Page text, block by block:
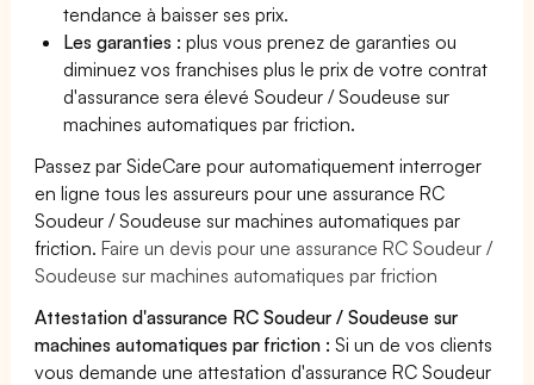
tendance à baisser ses prix.
Les garanties :plus vous prenez de garanties ou
diminuez vos franchises plus le prix de votre contrat
d'assurance sera élevé Soudeur / Soudeuse sur
machines automatiques par friction.
Passez par SideCare pour automatiquement interroger
en ligne tous les assureurs pour une assurance RC
Soudeur / Soudeuse sur machines automatiques par
friction.Faire un devis pour une assurance RC Soudeur /
Soudeuse sur machines automatiques par friction
Attestation d'assurance RC Soudeur / Soudeuse sur
machines automatiques par friction : Si un de vos clients
vous demande une attestation d'assurance RC Soudeur